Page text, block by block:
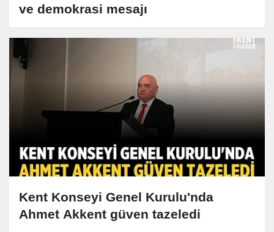
ve demokrasi mesajı
Kent Konseyi Genel Kurulu'nda
Ahmet Akkent güven tazeledi